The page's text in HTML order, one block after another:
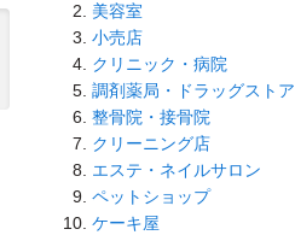
美容室
小売店
クリニック・病院
調剤薬局・ドラッグストア
整骨院・接骨院
クリーニング店
エステ・ネイルサロン
ペットショップ
ケーキ屋